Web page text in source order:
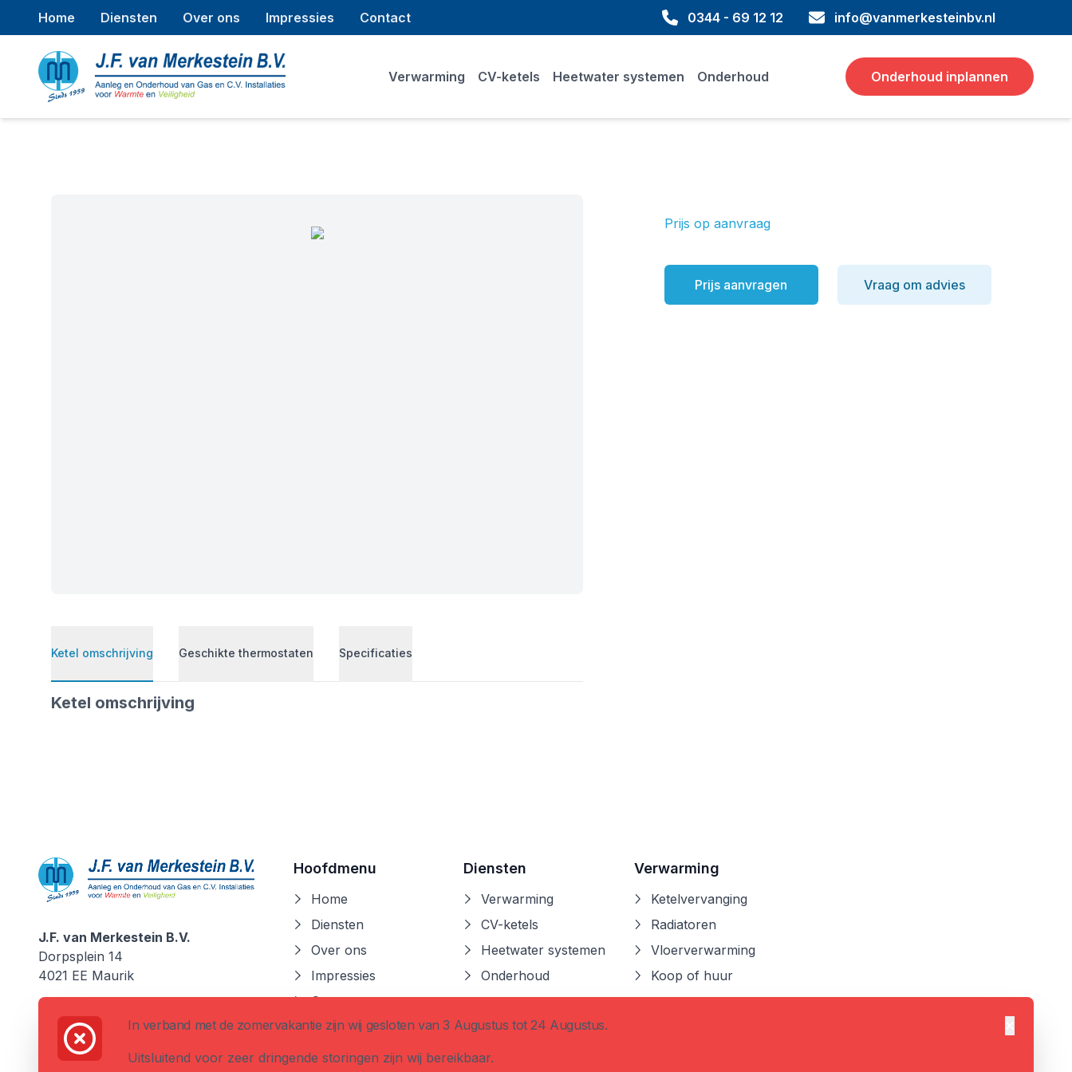
Home Diensten Over ons Impressies Contact 0344 - 69 12 12 info@vanmerkesteinbv.nl
Verwarming CV-ketels Heetwater systemen Onderhoud Onderhoud inplannen
Prijs op aanvraag
Prijs aanvragen Vraag om advies
Ketel omschrijving Geschikte thermostaten Specificaties
Ketel omschrijving
In verband met de zomervakantie zijn wij gesloten van 3 Augustus tot 24 Augustus.
Uitsluitend voor zeer dringende storingen zijn wij bereikbaar.
J.F. van Merkestein B.V.
J.F. van Merkestein B.V.
Dorpsplein 14
4021 EE Maurik
0344 - 69 12 12
info@vanmerkesteinbv.nl
Hoofdmenu
Home
Diensten
Over ons
Impressies
Contact
Diensten
Verwarming
CV-ketels
Heetwater systemen
Onderhoud
Verwarming
Ketelvervanging
Radiatoren
Vloerverwarming
Koop of huur